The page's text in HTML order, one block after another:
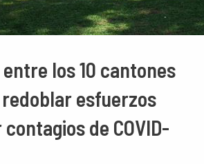
entre los 10 cantones
esfuerzos
de COVID-